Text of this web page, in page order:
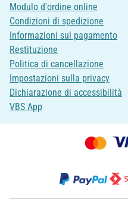
Modulo d'ordine online
Condizioni di spedizione
Informazioni sul pagamento
Restituzione
Politica di cancellazione
Impostazioni sulla privacy
Dichiarazione di accessibilità
VBS App